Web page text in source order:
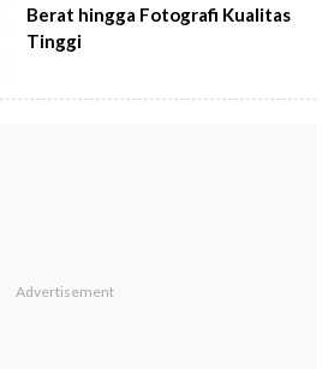
Berat hingga Fotografi Kualitas
Tinggi